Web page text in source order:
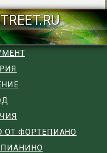
ОТ ФОРТЕПИАНО